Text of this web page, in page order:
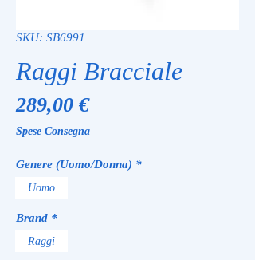
SKU: SB6991
Raggi Bracciale
289,00 €Prezzo
Spese Consegna
Genere (Uomo/Donna) *
Uomo
Brand *
Raggi